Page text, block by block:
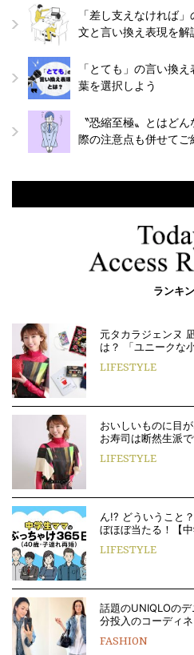
「差し支えなければ
文と言い換え表現を解
「とても」の言い換
葉を選択しよう
〝恐縮至極〟とはど
際の注意点も併せてご
ランキ
元タカラジェンヌ
は？ 「ユニークな
LIFESTYLE
おいしいものに目
お寿司は断然生派
LIFESTYLE
ん!? どういうこと
ぼほぼ当たる！【
LIFESTYLE
話題のUNIQLOの
分投入のコーディネ
FASHION